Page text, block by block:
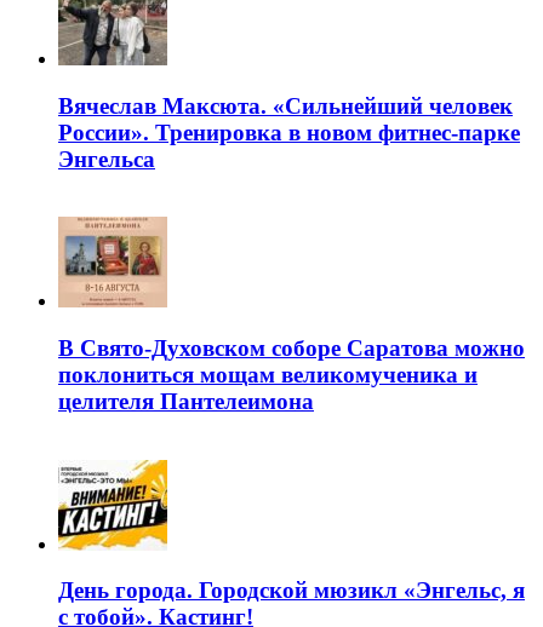
Вячеслав Максюта. «Сильнейший человек
России». Тренировка в новом фитнес-парке
Энгельса
В Свято-Духовском соборе Саратова можно
поклониться мощам великомученика и
целителя Пантелеимона
День города. Городской мюзикл «Энгельс, я
с тобой». Кастинг!